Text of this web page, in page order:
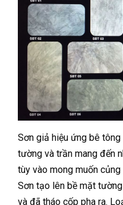
Sơn giả hiệu ứng bê
tường và trần mang đến
tùy vào mong muốn
Sơn tạo lên bề mặt
và đã tháo cốp pha ra.